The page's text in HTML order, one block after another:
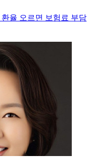
율 오르면 보험료 부담